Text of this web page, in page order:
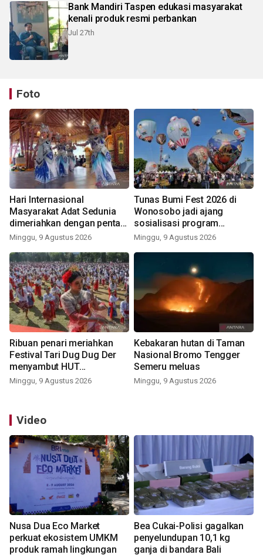
Bank Mandiri Taspen edukasi masyarakat
kenali produk resmi perbankan
Jul 27th
Foto
Hari Internasional
Masyarakat Adat Sedunia
dimeriahkan dengan pentas
seni budaya Bali
Minggu, 9 Agustus 2026
Tunas Bumi Fest 2026 di
Wonosobo jadi ajang
sosialisasi program
pemerintah lewat balon
Minggu, 9 Agustus 2026
Ribuan penari meriahkan
Festival Tari Dug Dug Der
menyambut HUT
Kemerdekaan
Minggu, 9 Agustus 2026
Kebakaran hutan di Taman
Nasional Bromo Tengger
Semeru meluas
Minggu, 9 Agustus 2026
Video
Nusa Dua Eco Market
perkuat ekosistem UMKM
produk ramah lingkungan
Bea Cukai-Polisi gagalkan
penyelundupan 10,1 kg
ganja di bandara Bali